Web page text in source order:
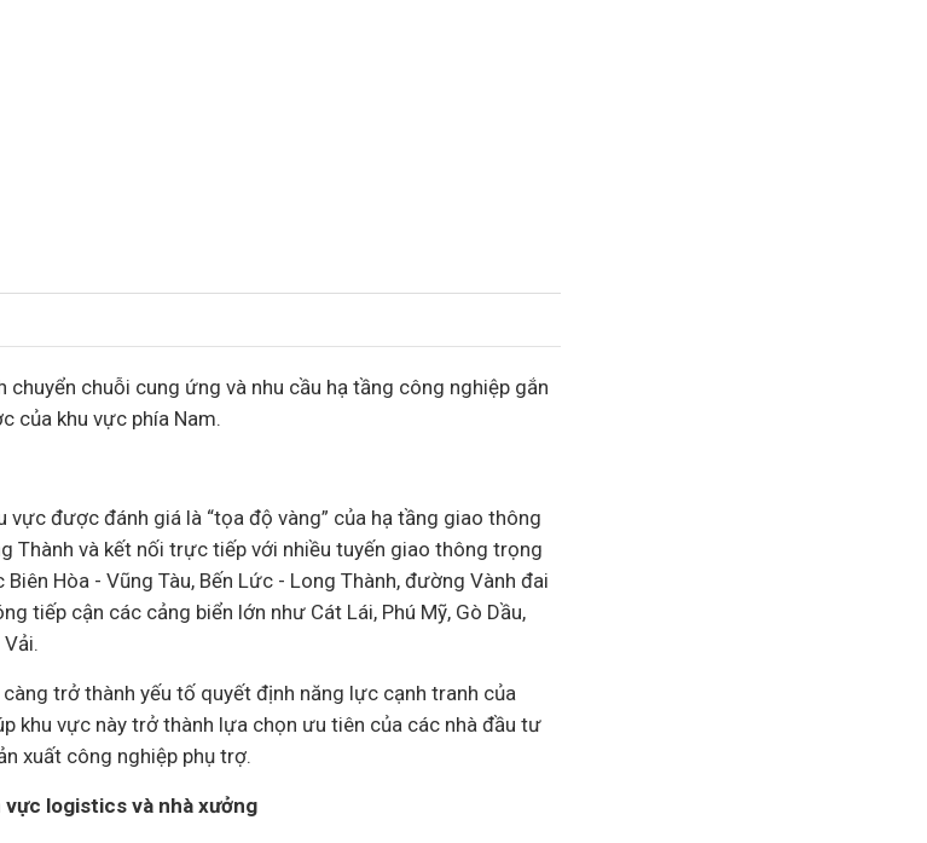
chuyển chuỗi cung ứng và nhu cầu hạ tầng công nghiệp gắn
của khu vực phía Nam.
vực được đánh giá là “tọa độ vàng” của hạ tầng giao thông
Thành và kết nối trực tiếp với nhiều tuyến giao thông trọng
Hòa - Vũng Tàu, Bến Lức - Long Thành, đường Vành đai
tiếp cận các cảng biển lớn như Cát Lái, Phú Mỹ, Gò Dầu,
trở thành yếu tố quyết định năng lực cạnh tranh của
khu vực này trở thành lựa chọn ưu tiên của các nhà đầu tư
xuất công nghiệp phụ trợ.
vực logistics và nhà xưởng